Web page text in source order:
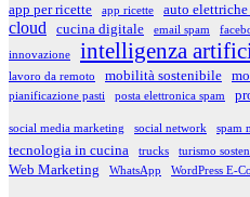
app per ricette app ricette auto
cloud cucina digitale email spam
innovazione intelligenza
lavoro da remoto
mobilità sostenibile
pianificazione pasti
posta elettronica spam
social media marketing social network spam
tecnologia in cucina trucks turismo
Web Marketing WhatsApp WordPress E-